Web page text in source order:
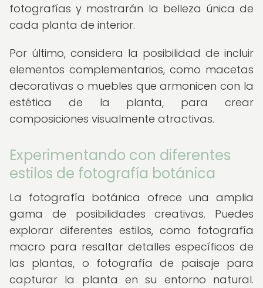
fotografías y mostrarán la belleza única de
cada planta de interior.
Por último, considera la posibilidad de incluir
elementos complementarios, como macetas
decorativas o muebles que armonicen con la
estética de la planta, para crear
composiciones visualmente atractivas.
Experimentando con diferentes
estilos de fotografía botánica
La fotografía botánica ofrece una amplia
gama de posibilidades creativas. Puedes
explorar diferentes estilos, como fotografía
macro para resaltar detalles específicos de
las plantas, o fotografía de paisaje para
capturar la planta en su entorno natural.